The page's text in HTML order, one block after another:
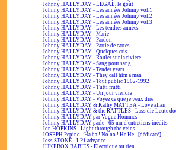
Johnny HALLYDAY - LEGAL, le goût
Johnny HALLYDAY - Les années Johnny vol.1
Johnny HALLYDAY - Les années Johnny vol.2
Johnny HALLYDAY - Les années Johnny vol.3
Johnny HALLYDAY - Les tendres années
Johnny HALLYDAY - Marie
Johnny HALLYDAY - Pardon
Johnny HALLYDAY - Partie de cartes
Johnny HALLYDAY - Quelques cris
Johnny HALLYDAY - Rouler sur la rivière
Johnny HALLYDAY - Sang pour sang
Johnny HALLYDAY - Tender years
Johnny HALLYDAY - They call him a man
Johnny HALLYDAY - Tout public 1962-1992
Johnny HALLYDAY - Tutti frutti
Johnny HALLYDAY - Un jour viendra
Johnny HALLYDAY - Voyez ce que je veux dire
Johnny HALLYDAY & Kathy MATTEA - Love affair
Johnny HALLYDAY & the RATTLES - Lass die Leute
Johnny HALLYDAY par Vogue Hommes
Johnny HALLYDAY parle - 65 mn d'entretiens inédits
Jon HOPKINS - Light through the veins
JOSEPH Pepino - Ha ha ! No no ! He He ! [dédicacé]
Joss STONE - LP1 advance
JUKEBOX BABIES - Électrique ou rien